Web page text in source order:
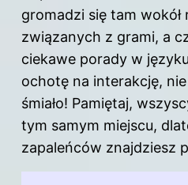
gromadzi się tam
związanych z grami, a
ciekawe porady w
ochotę na interakcję,
śmiało! Pamiętaj,
tym samym miejscu,
zapaleńców znajdziesz